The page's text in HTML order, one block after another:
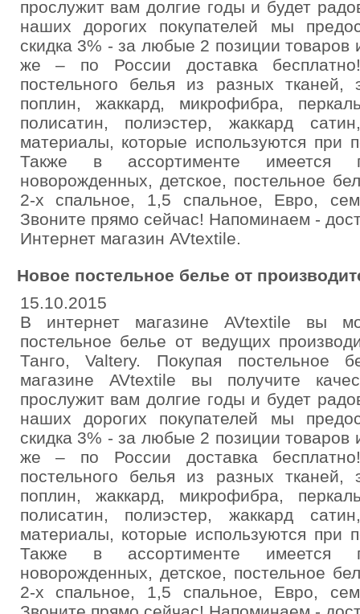
прослужит вам долгие годы и будет
наших дорогих покупателей мы
скидка 3% - за любые 2 позиции
же – по России доставка
постельного белья из разных тканей,
поплин, жаккард, микрофибра,
полисатин, полиэстер, жаккард
материалы, которые используются при
Также в ассортименте имеется
новорожденных, детское, постельное
2-х спальное, 1,5 спальное, Евро,
Звоните прямо сейчас! Напоминаем -
Интернет магазин AVtextile.
Новое постельное белье от
15.10.2015
В интернет магазине AVtextile вы
постельное белье от ведущих
Танго, Valtery. Покупая постельное
магазине AVtextile вы получите
прослужит вам долгие годы и будет
наших дорогих покупателей мы
скидка 3% - за любые 2 позиции
же – по России доставка
постельного белья из разных тканей,
поплин, жаккард, микрофибра,
полисатин, полиэстер, жаккард
материалы, которые используются при
Также в ассортименте имеется
новорожденных, детское, постельное
2-х спальное, 1,5 спальное, Евро,